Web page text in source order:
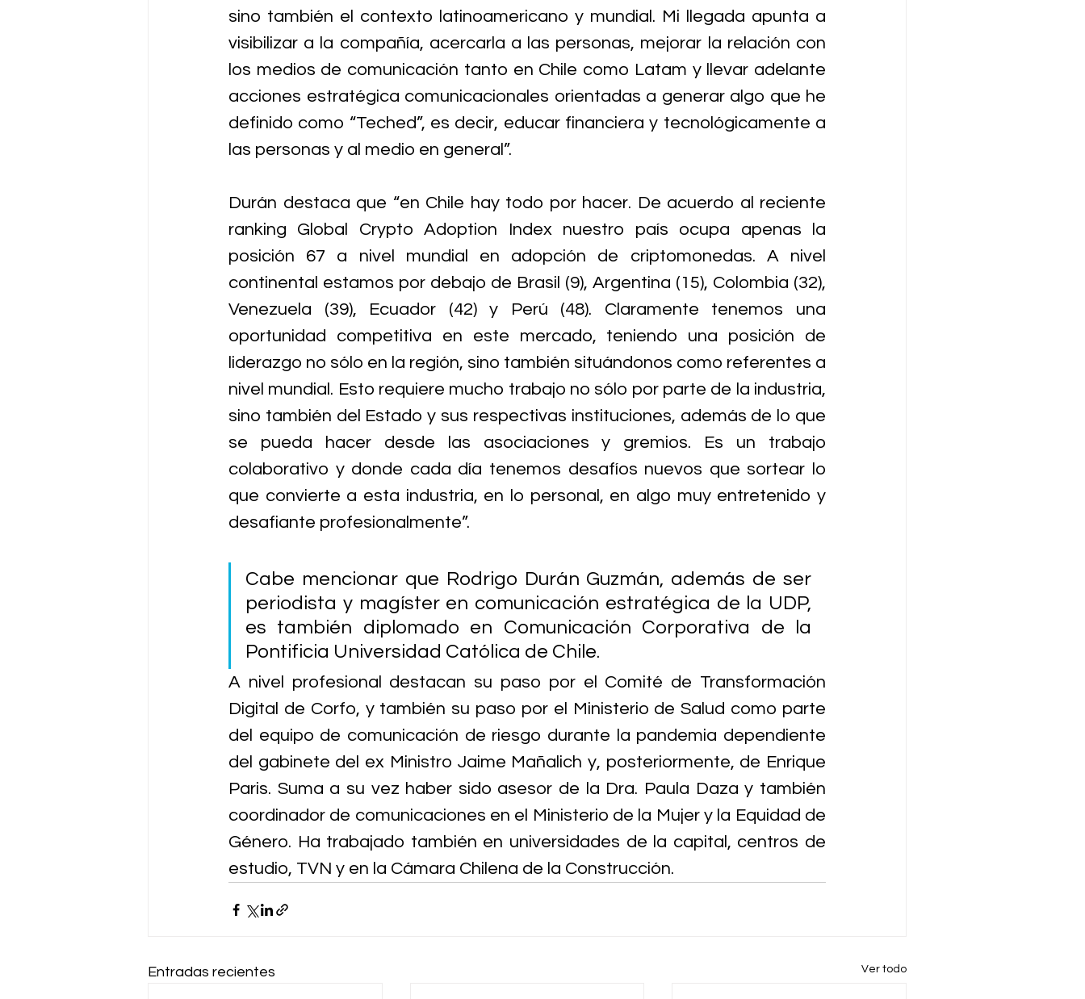
sino también el contexto latinoamericano y mundial. Mi llegada apunta a
visibilizar a la compañía, acercarla a las personas, mejorar la relación con
los medios de comunicación tanto en Chile como Latam y llevar adelante
acciones estratégica comunicacionales orientadas a generar algo que he
definido como “Teched”, es decir, educar financiera y tecnológicamente a
las personas y al medio en general”.
Durán destaca que “en Chile hay todo por hacer. De acuerdo al reciente
ranking Global Crypto Adoption Index nuestro país ocupa apenas la
posición 67 a nivel mundial en adopción de criptomonedas. A nivel
continental estamos por debajo de Brasil (9), Argentina (15), Colombia (32),
Venezuela (39), Ecuador (42) y Perú (48). Claramente tenemos una
oportunidad competitiva en este mercado, teniendo una posición de
liderazgo no sólo en la región, sino también situándonos como referentes a
nivel mundial. Esto requiere mucho trabajo no sólo por parte de la industria,
sino también del Estado y sus respectivas instituciones, además de lo que
se pueda hacer desde las asociaciones y gremios. Es un trabajo
colaborativo y donde cada día tenemos desafíos nuevos que sortear lo
que convierte a esta industria, en lo personal, en algo muy entretenido y
desafiante profesionalmente”.
Cabe mencionar que Rodrigo Durán Guzmán, además de ser
periodista y magíster en comunicación estratégica de la UDP,
es también diplomado en Comunicación Corporativa de la
Pontificia Universidad Católica de Chile.
A nivel profesional destacan su paso por el Comité de Transformación
Digital de Corfo, y también su paso por el Ministerio de Salud como parte
del equipo de comunicación de riesgo durante la pandemia dependiente
del gabinete del ex Ministro Jaime Mañalich y, posteriormente, de Enrique
Paris. Suma a su vez haber sido asesor de la Dra. Paula Daza y también
coordinador de comunicaciones en el Ministerio de la Mujer y la Equidad de
Género. Ha trabajado también en universidades de la capital, centros de
estudio, TVN y en la Cámara Chilena de la Construcción.
Entradas recientes Ver todo